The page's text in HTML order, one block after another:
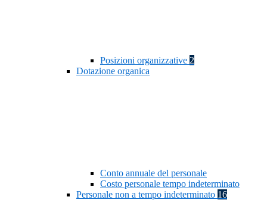
Posizioni organizzative 2
Dotazione organica
Conto annuale del personale
Costo personale tempo indeterminato
Personale non a tempo indeterminato 16